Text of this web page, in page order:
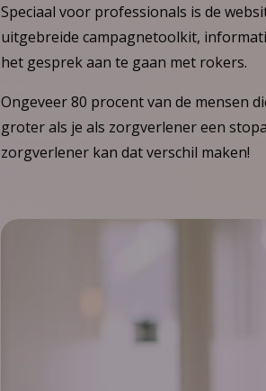
Speciaal voor professionals is de
uitgebreide campagnetoolkit,
het gesprek aan te gaan met rokers.
Ongeveer 80 procent van de mensen
groter als je als zorgverlener een
zorgverlener kan dat verschil maken!